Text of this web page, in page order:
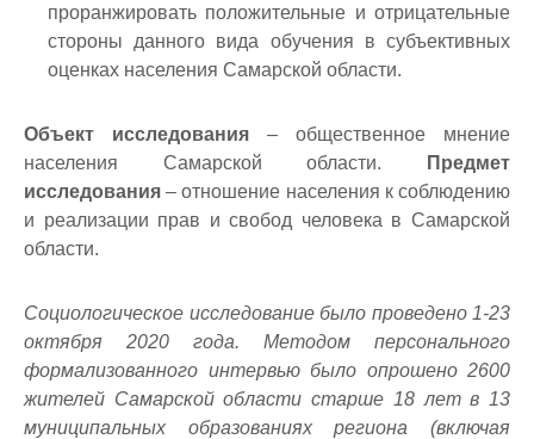
проранжировать положительные и отрицательные
стороны данного вида обучения в субъективных
оценках населения Самарской области.
Объект исследования – общественное мнение
населения Самарской области.
Предмет
исследования – отношение населения к соблюдению
и реализации прав и свобод человека в Самарской
области.
Социологическое исследование было проведено 1-23
октября 2020 года. Методом персонального
формализованного интервью было опрошено 2600
жителей Самарской области старше 18 лет в 13
муниципальных образованиях региона (включая